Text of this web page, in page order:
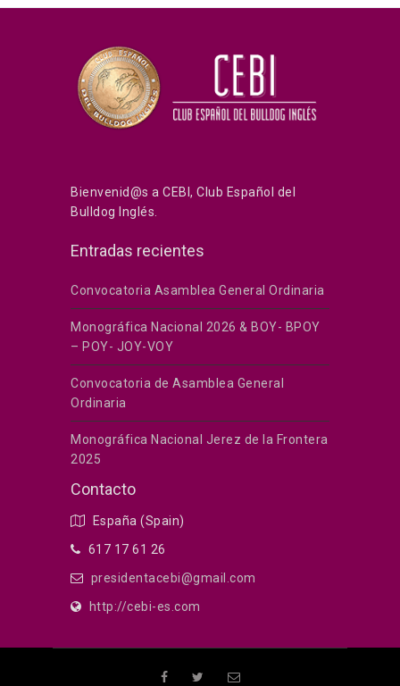
Bienvenid@s a CEBI, Club Español del
Bulldog Inglés.
Entradas recientes
Convocatoria Asamblea General Ordinaria
Monográfica Nacional 2026 & BOY- BPOY
– POY- JOY-VOY
Convocatoria de Asamblea General
Ordinaria
Monográfica Nacional Jerez de la Frontera
2025
Contacto
España (Spain)
617 17 61 26
presidentacebi@gmail.com
http://cebi-es.com